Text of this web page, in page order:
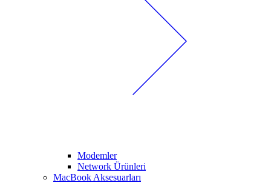
Modemler
Network Ürünleri
MacBook Aksesuarları